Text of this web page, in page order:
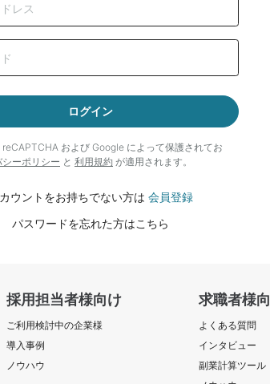
ログイン
reCAPTCHA および Google によって保護されてお
シーポリシー と 利用規約 が適用されます。
ウントをお持ちでない方は 会員登録
パスワードを忘れた方はこちら
採用担当者様向け
ご利用検討中の企業様
導入事例
ノウハウ
求職者様
よくある質問
インタビュー
副業計算ツール